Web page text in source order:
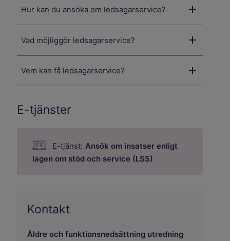
Hur kan du ansöka om ledsagarservice?
Vad möjliggör ledsagarservice?
Vem kan få ledsagarservice?
E-tjänster
E-tjänst: Ansök om insatser enligt
lagen om stöd och service (LSS)
Kontakt
Äldre och funktionsnedsättning utredning